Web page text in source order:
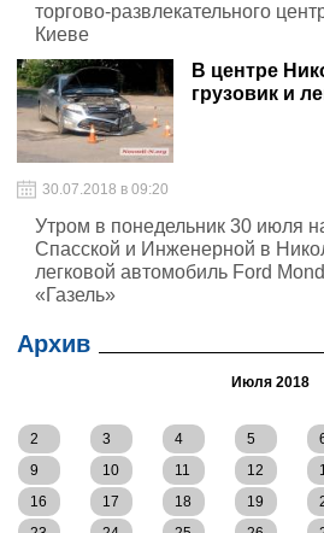
торгово-развлекательного
Киеве
В центре
грузовик и
30.07.2018 в 09:20
Утром в понедельник 30 июля
Спасской и Инженерной в
легковой автомобиль Ford
«Газель»
Архив
Июля 2018
2
3 4 5
9
10 11 12
16
17 18 19